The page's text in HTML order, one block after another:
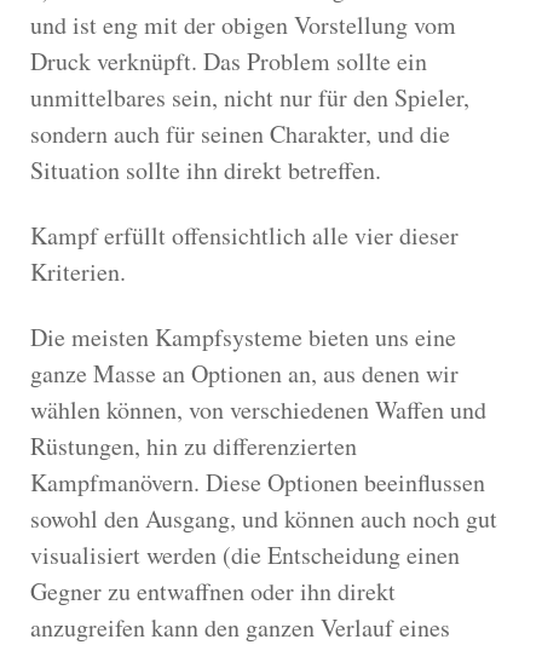
und ist eng mit der obigen Vorstellung vom
Druck verknüpft. Das Problem sollte ein
unmittelbares sein, nicht nur für den Spieler,
sondern auch für seinen Charakter, und die
Situation sollte ihn direkt betreffen.
Kampf erfüllt offensichtlich alle vier dieser
Kriterien.
Die meisten Kampfsysteme bieten uns eine
ganze Masse an Optionen an, aus denen wir
wählen können, von verschiedenen Waffen und
Rüstungen, hin zu differenzierten
Kampfmanövern. Diese Optionen beeinflussen
sowohl den Ausgang, und können auch noch gut
visualisiert werden (die Entscheidung einen
Gegner zu entwaffnen oder ihn direkt
anzugreifen kann den ganzen Verlauf eines